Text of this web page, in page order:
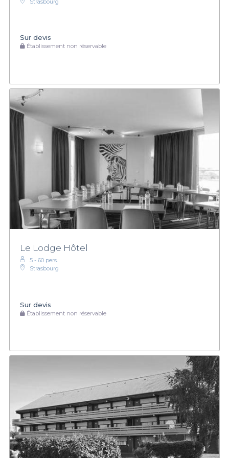
Sur devis
Établissement non réservable
Le Lodge Hôtel
5 - 60 pers.
Strasbourg
Sur devis
Établissement non réservable